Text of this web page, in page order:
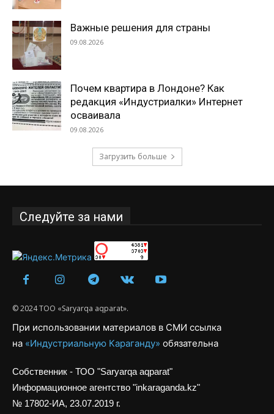
Важные решения для страны
09.08.2026
Почем квартира в Лондоне? Как
редакция «Индустриалки» Интернет
осваивала
09.08.2026
Загрузить больше
Следуйте за нами
© 2024 ТОО «Saryarqa aqparat».
При использовании материалов в СМИ ссылка
на «Индустриальную Караганду» обязательна
Собственник - ТОО "Saryarqa aqparat"
Информационное агентство "inkaraganda.kz"
№ 17802-ИА, 23.07.2019 г.